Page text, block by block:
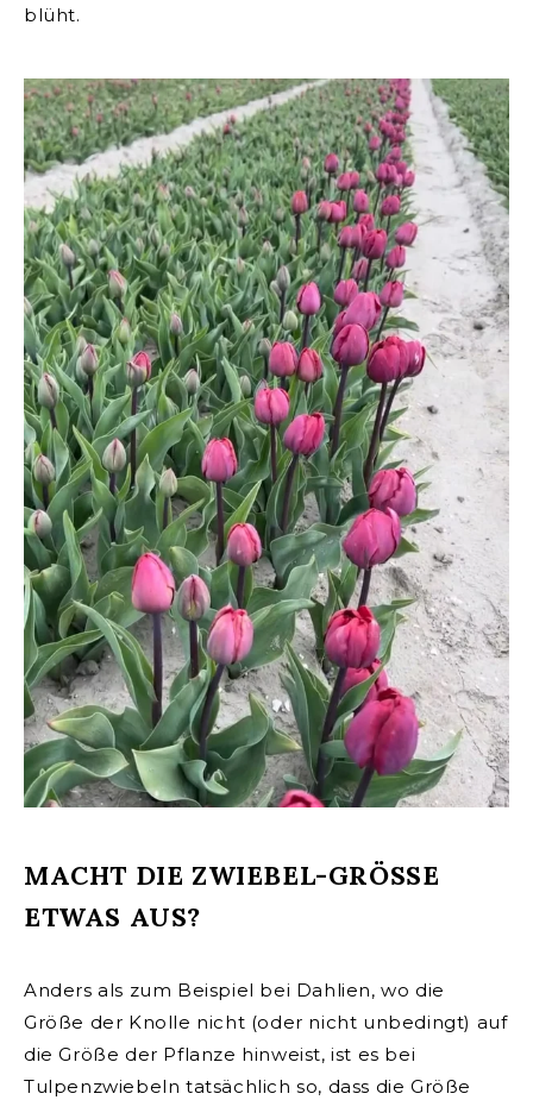
blüht.
MACHT DIE ZWIEBEL-GRÖSSE
ETWAS AUS?
Anders als zum Beispiel bei Dahlien, wo die
Größe der Knolle nicht (oder nicht unbedingt) auf
die Größe der Pflanze hinweist, ist es bei
Tulpenzwiebeln tatsächlich so, dass die Größe